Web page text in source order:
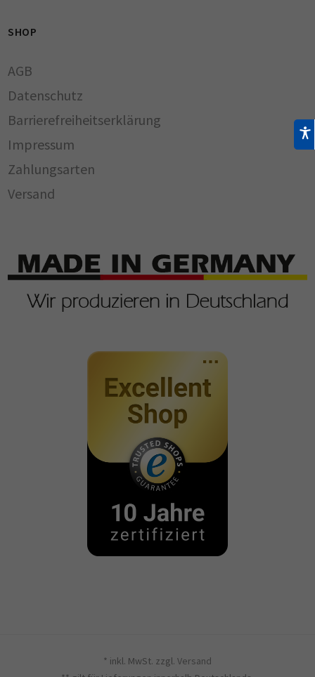
SHOP
AGB
Datenschutz
Barrierefreiheitserklärung
Impressum
Zahlungsarten
Versand
* inkl. MwSt. zzgl. Versand